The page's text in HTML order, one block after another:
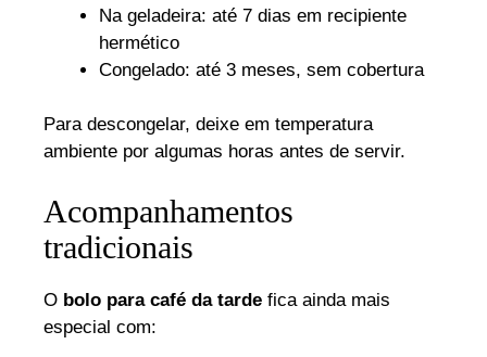
Na geladeira: até 7 dias em recipiente
hermético
Congelado: até 3 meses, sem cobertura
Para descongelar, deixe em temperatura
ambiente por algumas horas antes de servir.
Acompanhamentos
tradicionais
O bolo para café da tarde fica ainda mais
especial com: